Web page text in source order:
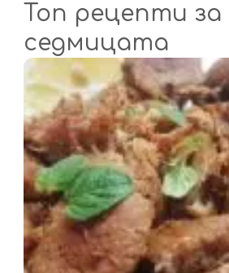
Топ рецепти за
седмицата